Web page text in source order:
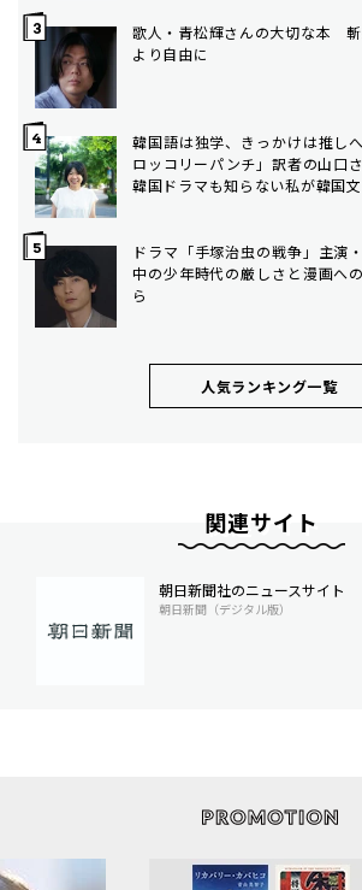
歌人・青松輝さんの大切な本 斬
より自由に
韓国語は独学、きっかけは推し
ロッコリーパンチ」訳者の山口
韓国ドラマも知らない私が韓国
ドラマ「手塚治虫の戦争」主
中の少年時代の厳しさと漫画へ
ら
人気ランキング⼀覧
関連サイト
朝日新聞社のニュースサイト
朝日新聞（デジタル版）